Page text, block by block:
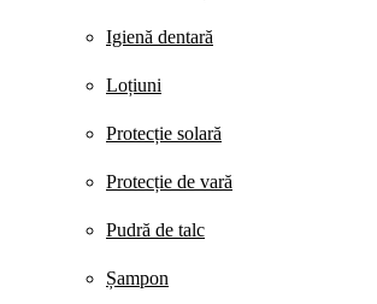
Igienă dentară
Loțiuni
Protecție solară
Protecție de vară
Pudră de talc
Șampon